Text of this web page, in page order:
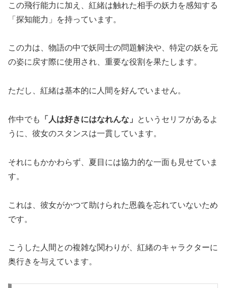
この飛行能力に加え、紅緒は触れた相手の妖力を感知する
「探知能力」を持っています。
この力は、物語の中で妖同士の問題解決や、特定の妖を元
の姿に戻す際に使用され、重要な役割を果たします。
ただし、紅緒は基本的に人間を好んでいません。
作中でも 「人は好きにはなれんな」
というセリフがあるよ
うに、彼女のスタンスは一貫しています。
それにもかかわらず、夏目には協力的な一面も見せていま
す。
これは、彼女がかつて助けられた恩義を忘れていないため
です。
こうした人間との複雑な関わりが、紅緒のキャラクターに
奥行きを与えています。